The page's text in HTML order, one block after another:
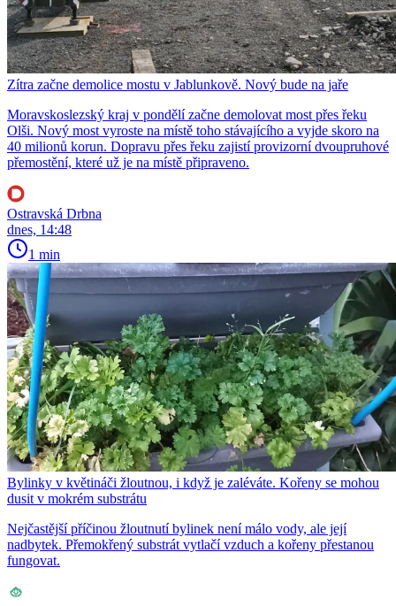
Zítra začne demolice mostu v Jablunkově. Nový bude na jaře
Moravskoslezský kraj v pondělí začne demolovat most přes řeku
Olši. Nový most vyroste na místě toho stávajícího a vyjde skoro na
40 milionů korun. Dopravu přes řeku zajistí provizorní dvoupruhové
přemostění, které už je na místě připraveno.
Ostravská Drbna
dnes, 14:48
1 min
Bylinky v květináči žloutnou, i když je zaléváte. Kořeny se mohou
dusit v mokrém substrátu
Nejčastější příčinou žloutnutí bylinek není málo vody, ale její
nadbytek. Přemokřený substrát vytlačí vzduch a kořeny přestanou
fungovat.